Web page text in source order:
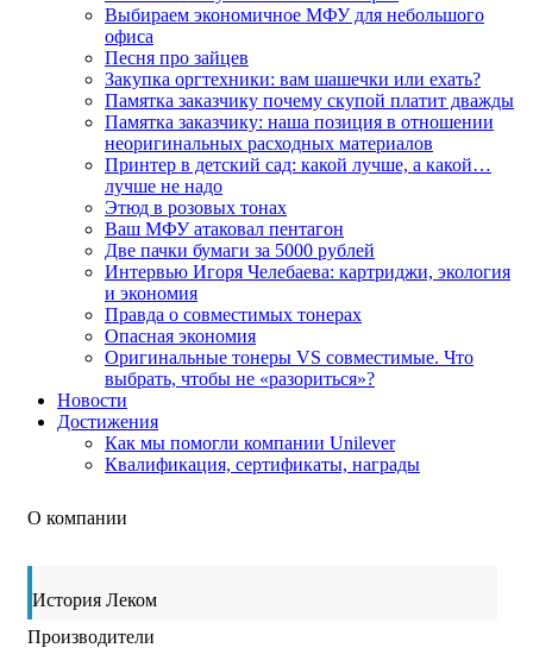
Выбираем экономичное МФУ для небольшого
офиса
Песня про зайцев
Закупка оргтехники: вам шашечки или ехать?
Памятка заказчику почему скупой платит дважды
Памятка заказчику: наша позиция в отношении
неоригинальных расходных материалов
Принтер в детский сад: какой лучше, а какой…
лучше не надо
Этюд в розовых тонах
Ваш МФУ атаковал пентагон
Две пачки бумаги за 5000 рублей
Интервью Игоря Челебаева: картриджи, экология
и экономия
Правда о совместимых тонерах
Опасная экономия
Оригинальные тонеры VS совместимые. Что
выбрать, чтобы не «разориться»?
Новости
Достижения
Как мы помогли компании Unilever
Квалификация, сертификаты, награды
О компании
История Леком
Производители